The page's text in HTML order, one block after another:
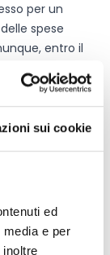
sui cookie
ed
e per
per un
delle spese
entro il
9 del
daun
Euro
rilievo